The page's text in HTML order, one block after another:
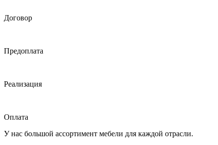
Договор
Предоплата
Реализация
Оплата
У нас большой ассортимент мебели для каждой отрасли.